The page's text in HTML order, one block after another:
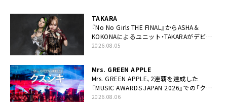
TAKARA
『No No Girls THE FINAL』からASHA＆
KOKONAによるユニット・TAKARAがデビュ
ー
2026.08.05
Mrs. GREEN APPLE
Mrs. GREEN APPLE、2連覇を達成した
『MUSIC AWARDS JAPAN 2026』での「クス
シキ」ライブパフォーマンスをYouTube公開
2026.08.06